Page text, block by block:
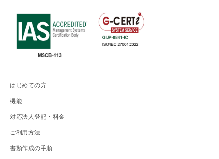
はじめての方
機能
対応法人登記・料金
ご利用方法
書類作成の手順